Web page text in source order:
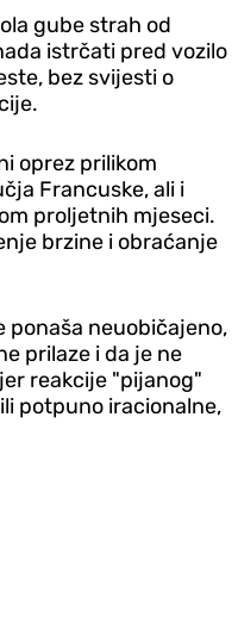
gube strah od
istrčati pred vozilo
bez svijesti o
oprez prilikom
Francuske, ali i
proljetnih mjeseci.
brzine i obraćanje
ponaša neuobičajeno,
prilaze i da je ne
reakcije "pijanog"
potpuno iracionalne,